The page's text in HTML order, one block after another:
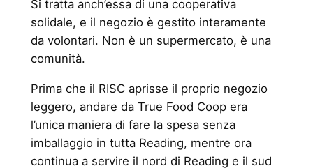
Si tratta anch’essa di una cooperativa
solidale, e il negozio è gestito interamente
da volontari. Non è un supermercato, è una
comunità.
Prima che il RISC aprisse il proprio negozio
leggero, andare da True Food Coop era
l’unica maniera di fare la spesa senza
imballaggio in tutta Reading, mentre ora
continua a servire il nord di Reading e il sud